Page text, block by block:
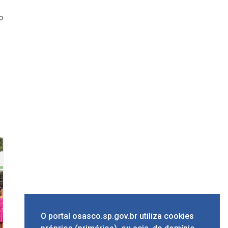
O portal osasco.sp.gov.br utiliza cookies